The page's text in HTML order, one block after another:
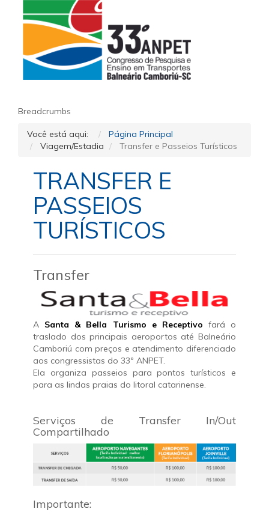
Breadcrumbs
Você está aqui:
Página Principal
Viagem/Estadia
Transfer e Passeios Turísticos
TRANSFER E
PASSEIOS
TURÍSTICOS
Transfer
A Santa & Bella Turismo e Receptivo fará o
traslado dos principais aeroportos até Balneário
Camboriú com preços e atendimento diferenciado
aos congressistas do 33º ANPET.
Ela organiza passeios para pontos turísticos e
para as lindas praias do litoral catarinense.
Serviços de Transfer In/Out
Compartilhado
Importante: